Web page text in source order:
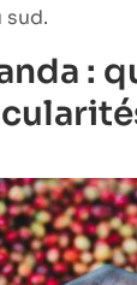
sud.
: